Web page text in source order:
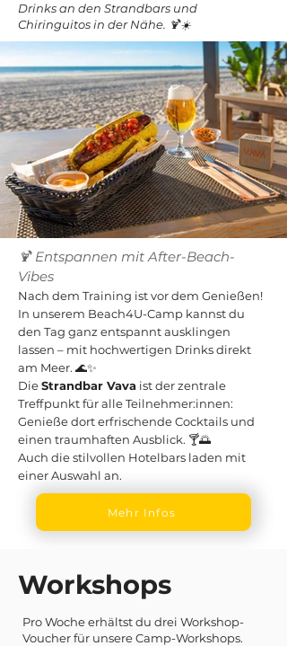
Drinks an den Strandbars und
Chiringuitos in der Nähe. 🍹☀️
🍹 Entspannen mit After-Beach-
Vibes
Nach dem Training ist vor dem Genießen!
In unserem Beach4U-Camp kannst du
den Tag ganz entspannt ausklingen
lassen – mit hochwertigen Drinks direkt
am Meer. 🌊✨
DieStrandbar Vava ist der zentrale
Treffpunkt für alle Teilnehmer:innen:
Genieße dort erfrischende Cocktails und
einen traumhaften Ausblick. 🍸🌅
Auch die stilvollen Hotelbars laden mit
einer Auswahl an.
Mehr Infos
Workshops
Pro Woche erhältst du drei Workshop-
Voucher für unsere Camp-Workshops.